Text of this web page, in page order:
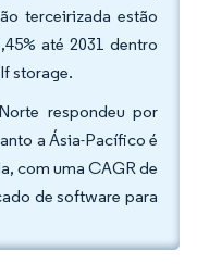
terceirizada estão
até 2031 dentro
storage.
respondeu por
a Ásia-Pacífico é
com uma CAGR de
de software para